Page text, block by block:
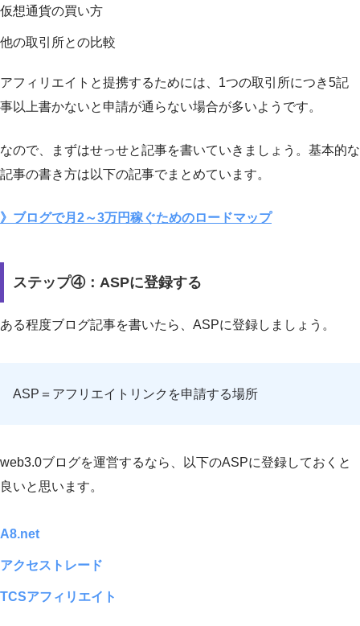
仮想通貨の買い方
他の取引所との比較
アフィリエイトと提携するためには、1つの取引所につき5記
事以上書かないと申請が通らない場合が多いようです。
なので、まずはせっせと記事を書いていきましょう。基本的な
記事の書き方は以下の記事でまとめています。
》ブログで月2～3万円稼ぐためのロードマップ
ステップ④：ASPに登録する
ある程度ブログ記事を書いたら、ASPに登録しましょう。
ASP＝アフリエイトリンクを申請する場所
web3.0ブログを運営するなら、以下のASPに登録しておくと
良いと思います。
A8.net
アクセストレード
TCSアフィリエイト